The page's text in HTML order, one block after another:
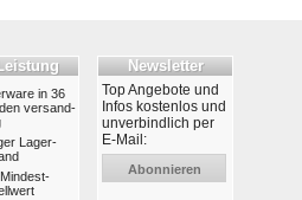
in 36
ver­sand­
Lager­
Mindest­
Newsletter
Top Angebote und
Infos kostenlos und
unverbindlich per
E-Mail:
Abonnieren